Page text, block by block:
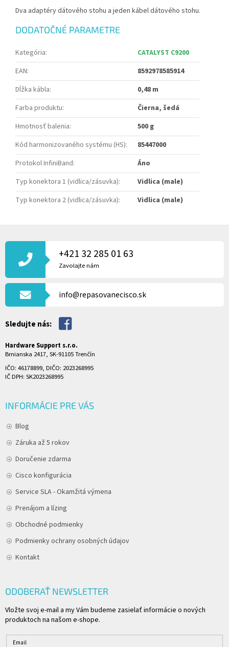
Dva adaptéry dátového stohu a jeden kábel dátového stohu.
DODATOČNÉ PARAMETRE
Kategória:
CATALYST C9200
EAN:
8592978585914
Dĺžka kábla:
0,48 m
Farba produktu:
Čierna, šedá
Hmotnosť balenia:
500 g
Kód harmonizovaného systému (HS):
85447000
Protokol InfiniBand:
Áno
Typ konektora 1 (vidlica/zásuvka):
Vidlica (male)
Typ konektora 2 (vidlica/zásuvka): Vidlica (male)
Á
T
+421 32 285 01 63
Zavolajte nám
info@repasovanecisco.sk
Sledujte nás:
Hardware Support s.r.o.
Brnianska 2417, SK-91105 Trenčín
IČO: 46178899, DIČO: 2023268995
IČ DPH: SK2023268995
INFORMÁCIE PRE VÁS
Blog
Záruka až 5 rokov
Doručenie zdarma
Cisco konfigurácia
Service SLA - Okamžitá výmena
Prenájom a lízing
Obchodné podmienky
Podmienky ochrany osobných údajov
Kontakt
ODOBERAŤ NEWSLETTER
Vložte svoj e-mail a my Vám budeme zasielať informácie o nových
produktoch na našom e-shope.
Email